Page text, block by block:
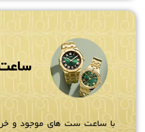
با ساعت ست های موجود و